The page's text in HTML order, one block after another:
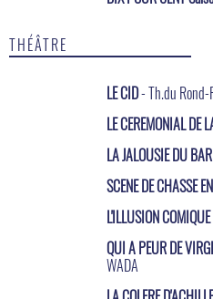
THÉÂTRE
LE CID- Th.du Rond-
LE CEREMONIAL DE
LA JALOUSIE DU
SCENE DE CHASSE
L'ILLUSION COMIQUE
QUI A PEUR DE
WADA